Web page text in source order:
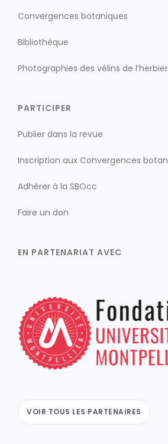
Convergences botaniques
Bibliothèque
Photographies des vélins de
PARTICIPER
Publier dans la revue
Inscription aux Convergences
Adhérer à la SBOcc
Faire un don
EN PARTENARIAT AVEC
VOIR TOUS LES PARTENAIRES